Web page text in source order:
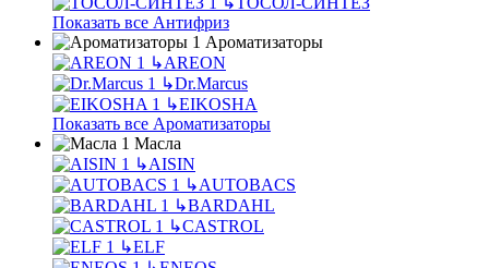
Показать все Антифриз
Ароматизаторы
↳AREON
↳Dr.Marcus
↳EIKOSHA
Показать все Ароматизаторы
Масла
↳AISIN
↳AUTOBACS
↳BARDAHL
↳CASTROL
↳ELF